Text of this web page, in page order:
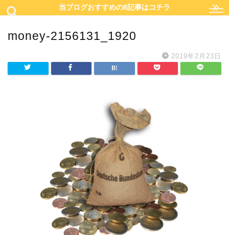
当ブログおすすめの8記事はコチラ
money-2156131_1920
2019年2月23日